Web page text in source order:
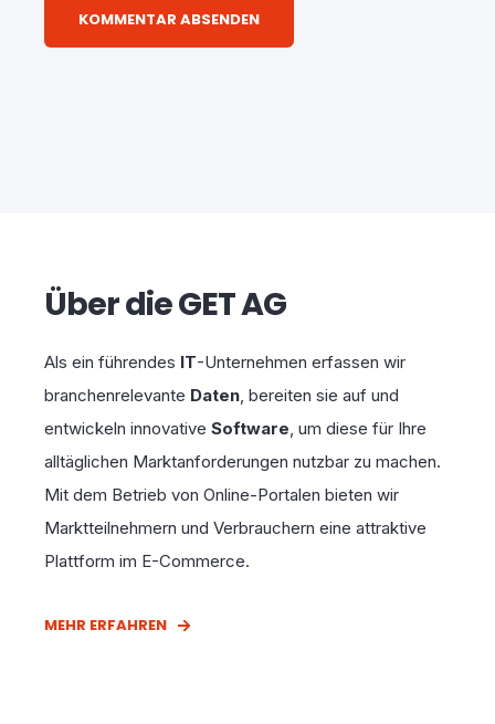
Über die GET AG
Als ein führendes IT-Unternehmen erfassen wir
branchenrelevante Daten, bereiten sie auf und
entwickeln innovative Software, um diese für Ihre
alltäglichen Marktanforderungen nutzbar zu machen.
Mit dem Betrieb von Online-Portalen bieten wir
Marktteilnehmern und Verbrauchern eine attraktive
Plattform im E-Commerce.
MEHR ERFAHREN